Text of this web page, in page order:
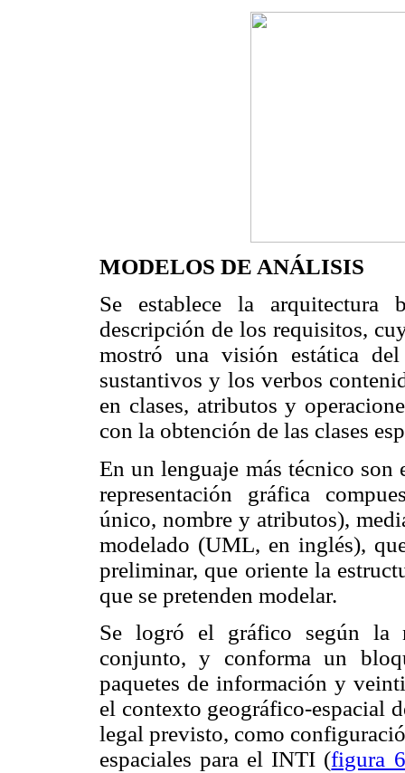
MODELOS DE ANÁLISIS
Se establece la arquitectura
descripción de los requisitos,
mostró una visión estática
sustantivos y los verbos
en clases, atributos y
con la obtención de las clases
En un lenguaje más técnico son
representación gráfica
único, nombre y atributos),
modelado (UML, en inglés),
preliminar, que oriente la
que se pretenden modelar.
Se logró el gráfico según la
conjunto, y conforma un
paquetes de información y
el contexto geográfico-espacial
legal previsto, como
espaciales para el INTI (figura 6